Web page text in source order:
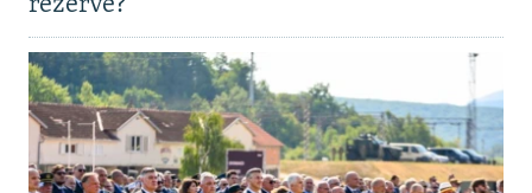
rezerve?